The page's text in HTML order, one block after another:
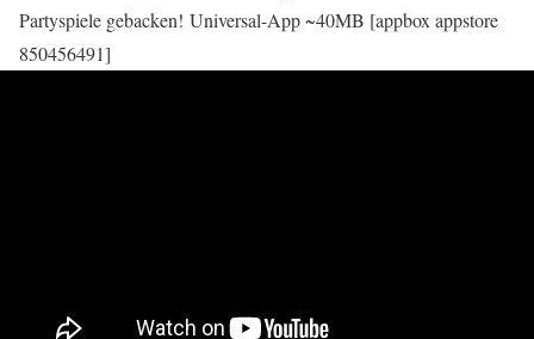
Partyspiele gebacken! Universal-App ~40MB [appbox appstore
850456491]